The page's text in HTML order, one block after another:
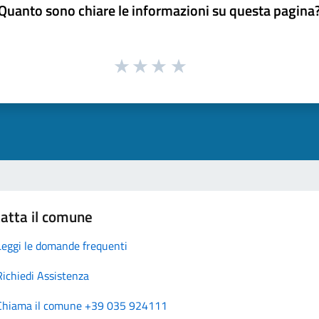
sono chiare le informazioni su questa
il comune
le domande frequenti
Assistenza
il comune +39 035 924111